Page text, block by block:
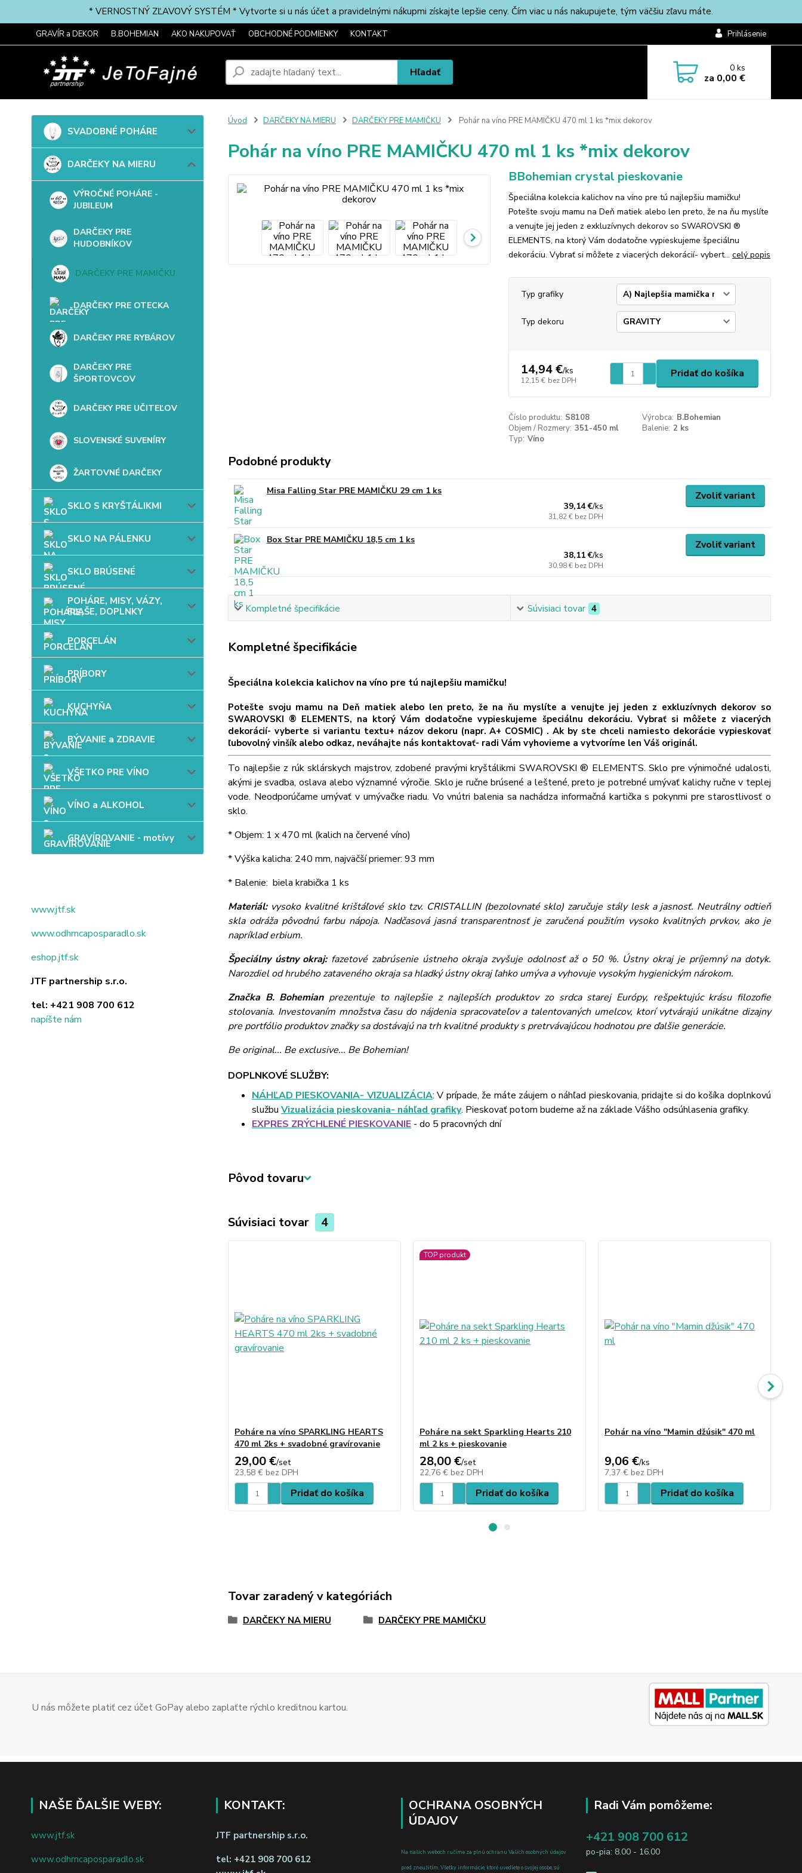
* VERNOSTNÝ ZĽAVOVÝ SYSTÉM * Vytvorte si u nás účet a pravidelnými nákupmi získajte lepšie ceny. Čím viac u nás nakupujete, tým väčšiu zľavu máte.
GRAVÍR a DEKOR B.BOHEMIAN AKO NAKUPOVAŤ OBCHODNÉ PODMIENKY KONTAKT Prihlásenie
Hľadať 0ks
za 0,00 €
SVADOBNÉ POHÁRE
DARČEKY NA MIERU
VÝROČNÉ POHÁRE -
JUBILEUM
DARČEKY PRE
HUDOBNÍKOV
DARČEKY PRE MAMIČKU
DARČEKY PRE OTECKA
DARČEKY PRE RYBÁROV
DARČEKY PRE
ŠPORTOVCOV
DARČEKY PRE UČITEĽOV
SLOVENSKÉ SUVENÍRY
ŽARTOVNÉ DARČEKY
SKLO S KRYŠTÁLIKMI
SKLO NA PÁLENKU
SKLO BRÚSENÉ
POHÁRE, MISY, VÁZY,
FĽAŠE, DOPLNKY
PORCELÁN
PRÍBORY
KUCHYŇA
BÝVANIE a ZDRAVIE
VŠETKO PRE VÍNO
VÍNO a ALKOHOL
GRAVÍROVANIE - motívy
www.jtf.sk
www.odhrncaposparadlo.sk
eshop.jtf.sk
JTF partnership s.r.o.
tel: +421 908 700 612
napíšte nám
Úvod DARČEKY NA MIERU DARČEKY PRE MAMIČKU Pohár na víno PRE MAMIČKU 470 ml 1 ks *mix dekorov
Pohár na víno PRE MAMIČKU 470 ml 1 ks *mix dekorov
BBohemian crystal pieskovanie
Špeciálna kolekcia kalichov na víno pre tú najlepšiu mamičku!
Potešte svoju mamu na Deň matiek alebo len preto, že na ňu myslíte
a venujte jej jeden z exkluzívnych dekorov so SWAROVSKI ®
ELEMENTS, na ktorý Vám dodatočne vypieskujeme špeciálnu
dekoráciu. Vybrať si môžete z viacerých dekorácií- vybert... celý popis
Typ grafiky
Typ dekoru
14,94 €/ks
12,15 € bez DPH
Pridať do košíka
Číslo produktu: S8108 Výrobca: B.Bohemian
Objem / Rozmery: 351-450 ml Balenie: 2 ks
Typ: Víno
Podobné produkty
Misa Falling Star PRE MAMIČKU 29 cm 1 ks
39,14 €/ks
31,82 € bez DPH
Zvoliť variant
Box Star PRE MAMIČKU 18,5 cm 1 ks
38,11 €/ks
30,98 € bez DPH
Zvoliť variant
Kompletné špecifikácie Súvisiaci tovar 4
Kompletné špecifikácie
Špeciálna kolekcia kalichov na víno pre tú najlepšiu mamičku!
Potešte svoju mamu na Deň matiek alebo len preto, že na ňu myslíte a venujte jej jeden z exkluzívnych dekorov so
SWAROVSKI ® ELEMENTS, na ktorý Vám dodatočne vypieskujeme špeciálnu dekoráciu. Vybrať si môžete z viacerých
dekorácií- vyberte si variantu textu+ názov dekoru (napr. A+ COSMIC) . Ak by ste chceli namiesto dekorácie vypieskovať
ľubovolný vinšík alebo odkaz, neváhajte nás kontaktovať- radi Vám vyhovieme a vytvoríme len Váš originál.
To najlepšie z rúk sklárskych majstrov, zdobené pravými kryštálikmi SWAROVSKI ® ELEMENTS. Sklo pre výnimočné udalosti,
akými je svadba, oslava alebo významné výročie. Sklo je ručne brúsené a leštené, preto je potrebné umývať kalichy ručne v teplej
vode. Neodporúčame umývať v umývačke riadu. Vo vnútri balenia sa nachádza informačná kartička s pokynmi pre starostlivosť o
sklo.
* Objem: 1 x 470 ml (kalich na červené víno)
* Výška kalicha: 240 mm, najväčší priemer: 93 mm
* Balenie: biela krabička 1 ks
Materiál: vysoko kvalitné krištáľové sklo tzv. CRISTALLIN (bezolovnaté sklo) zaručuje stály lesk a jasnosť. Neutrálny odtieň
skla odráža pôvodnú farbu nápoja. Nadčasová jasná transparentnosť je zaručená použitím vysoko kvalitných prvkov, ako je
napríklad erbium.
Špeciálny ústny okraj: fazetové zabrúsenie ústneho okraja zvyšuje odolnosť až o 50 %. Ústny okraj je príjemný na dotyk.
Narozdiel od hrubého zataveného okraja sa hladký ústny okraj ľahko umýva a vyhovuje vysokým hygienickým nárokom.
Značka B. Bohemianprezentuje to najlepšie z najlepších produktov zo srdca starej Európy, rešpektujúc krásu filozofie
stolovania. Investovaním množstva času do nájdenia spracovateľov a talentovaných umelcov, ktorí vytvárajú unikátne dizajny
pre portfólio produktov značky sa dostávajú na trh kvalitné produkty s pretrvávajúcou hodnotou pre ďalšie generácie.
Be original... Be exclusive... Be Bohemian!
DOPLNKOVÉ SLUŽBY:
NÁHĽAD PIESKOVANIA- VIZUALIZÁCIA: V prípade, že máte záujem o náhľad pieskovania, pridajte si do košíka doplnkovú
službu Vizualizácia pieskovania- náhľad grafiky. Pieskovať potom budeme až na základe Vášho odsúhlasenia grafiky.
EXPRES ZRÝCHLENÉ PIESKOVANIE- do 5 pracovných dní
Pôvod tovaru
Súvisiaci tovar 4
Poháre na víno SPARKLING HEARTS
470 ml 2ks + svadobné gravírovanie
29,00 €/set
23,58 € bez DPH
Pridať do košíka
TOP produkt
Poháre na sekt Sparkling Hearts 210
ml 2 ks + pieskovanie
28,00 €/set
22,76 € bez DPH
Pridať do košíka
Pohár na víno "Mamin džúsik" 470 ml
9,06 €/ks
7,37 € bez DPH
Pridať do košíka
Tovar zaradený v kategóriách
DARČEKY NA MIERU DARČEKY PRE MAMIČKU
U nás môžete platiť cez účet GoPay alebo zaplaťte rýchlo kreditnou kartou.
NAŠE ĎALŠIE WEBY:
www.jtf.sk
www.odhrncaposparadlo.sk
KONTAKT:
JTF partnership s.r.o.
tel: +421 908 700 612
OCHRANA OSOBNÝCH
ÚDAJOV
Na našich weboch ručíme za plnú ochranu Vašich osobných údajov
pred zneužitím. Všetky informácie, ktoré uvediete o svojej osobe, sú
Radi Vám pomôžeme:
+421 908 700 612
po-pia: 8.00 - 16.00